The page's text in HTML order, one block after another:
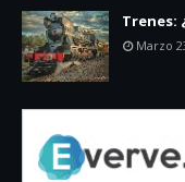
Trenes:
Marzo